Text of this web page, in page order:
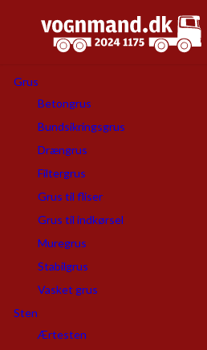
Grus
Betongrus
Bundsikringsgrus
Drængrus
Filtergrus
Grus til fliser
Grus til indkørsel
Muregrus
Stabilgrus
Vasket grus
Sten
Ærtesten